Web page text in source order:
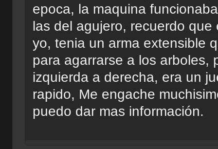
epoca, la maquina
las del agujero, recuerdo
yo, tenia un arma extensible
para agarrarse a los arboles,
izquierda a derecha, era un
rapido, Me engache
puedo dar mas información.